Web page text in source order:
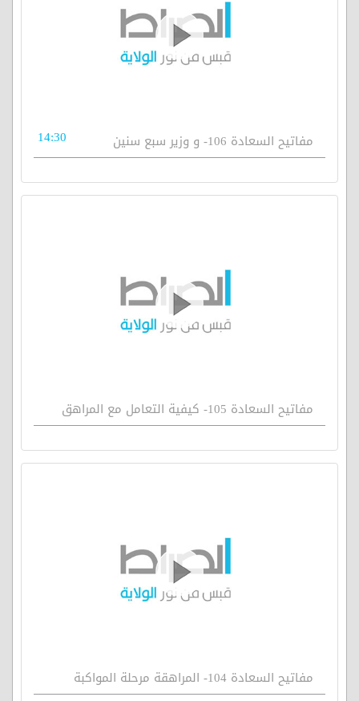
مفاتيح السعادة 106- و وزير سبع سنين 14:30
مفاتيح السعادة 105- كيفية التعامل مع المراهق
مفاتيح السعادة 104- المراهقة مرحلة المواكبة